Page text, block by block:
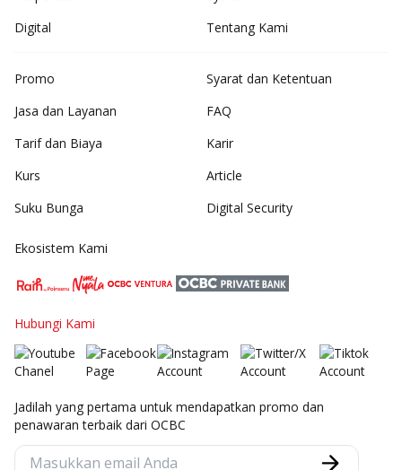
Digital
Tentang Kami
Promo
Jasa dan Layanan
Tarif dan Biaya
Kurs
Suku Bunga
Syarat dan Ketentuan
FAQ
Karir
Article
Digital Security
Ekosistem Kami
Hubungi Kami
Jadilah yang pertama untuk mendapatkan promo dan
penawaran terbaik dari OCBC